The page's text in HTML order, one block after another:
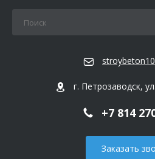
г. Петрозаводск,
+7 814
Заказать